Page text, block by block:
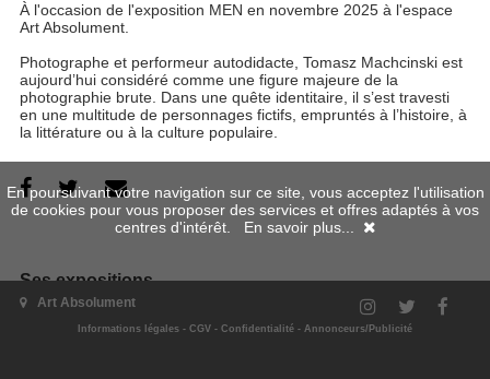
À l'occasion de l'exposition MEN en novembre 2025 à l'espace
Art Absolument.
Photographe et performeur autodidacte, Tomasz Machcinski est
aujourd’hui considéré comme une figure majeure de la
photographie brute. Dans une quête identitaire, il s’est travesti
en une multitude de personnages fictifs, empruntés à l’histoire, à
la littérature ou à la culture populaire.
Ses expositions
Art Absolument
Informations légales - CGV - Confidentialité - Annonceurs/Publicité
En poursuivant votre navigation sur ce site, vous acceptez l'utilisation
de cookies pour vous proposer des services et offres adaptés à vos
centres d'intérêt. En savoir plus...